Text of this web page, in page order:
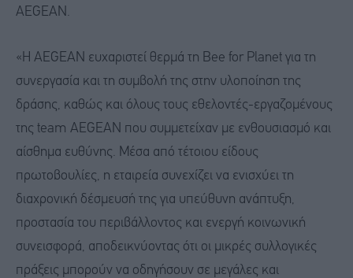
AEGEAN.
«Η AEGEAN ευχαριστεί θερμά τη Bee for Planet για τη
συνεργασία και τη συμβολή της στην υλοποίηση της
δράσης, καθώς και όλους τους εθελοντές-εργαζομένους
της team AEGEAN που συμμετείχαν με ενθουσιασμό και
αίσθημα ευθύνης. Μέσα από τέτοιου είδους
πρωτοβουλίες, η εταιρεία συνεχίζει να ενισχύει τη
διαχρονική δέσμευσή της για υπεύθυνη ανάπτυξη,
προστασία του περιβάλλοντος και ενεργή κοινωνική
συνεισφορά, αποδεικνύοντας ότι οι μικρές συλλογικές
πράξεις μπορούν να οδηγήσουν σε μεγάλες και